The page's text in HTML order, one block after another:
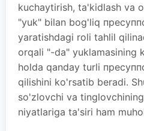
kuchaytirish, ta'kidlash va
"yuk" bilan bog'liq
yaratishdagi roli tahlil
orqali "-da" yuklamasining
holda qanday turli
qilishini ko'rsatib beradi.
so'zlovchi va
niyatlariga ta'siri ham